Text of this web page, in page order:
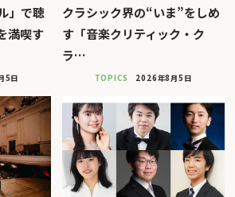
」で聴
満喫す
5日
クラシック界の“いま”をしめ
す「音楽クリティック・ク
ラ…
TOPICS 2026年8月5日